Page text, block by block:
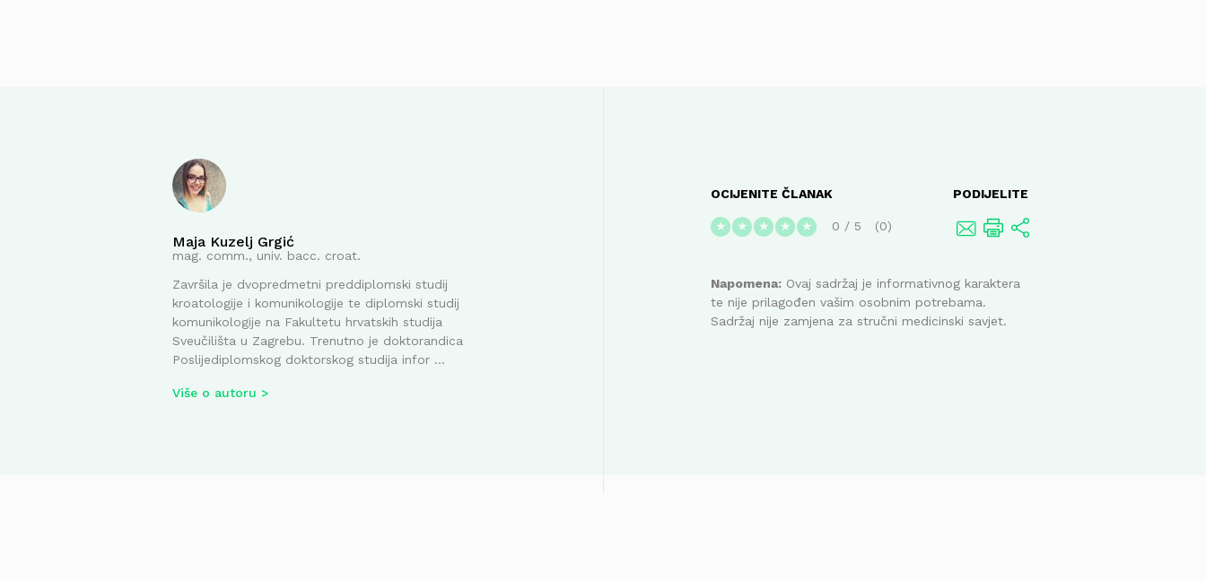
Maja Kuzelj Grgić
mag. comm., univ. bacc. croat.
Završila je dvopredmetni preddiplomski studij
kroatologije i komunikologije te diplomski studij
komunikologije na Fakultetu hrvatskih studija
Sveučilišta u Zagrebu. Trenutno je doktorandica
Poslijediplomskog doktorskog studija infor ...
Više o autoru
OCIJENITE ČLANAK
★ ★ ★ ★ ★ 0 / 5 0
PODIJELITE
Napomena: Ovaj sadržaj je informativnog karaktera
te nije prilagođen vašim osobnim potrebama.
Sadržaj nije zamjena za stručni medicinski savjet.